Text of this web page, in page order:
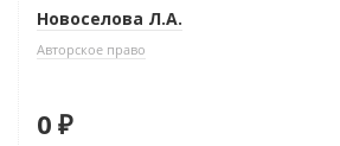
Новоселова Л.А.
Авторское право
0 ₽